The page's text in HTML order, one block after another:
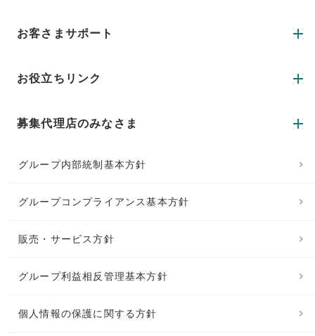
お客さまサポート
お役立ちリンク
募集代理店のみなさま
グループ内部統制基本方針
グループコンプライアンス基本方針
販売・サービス方針
グループ利益相反管理基本方針
個人情報の保護に関する方針